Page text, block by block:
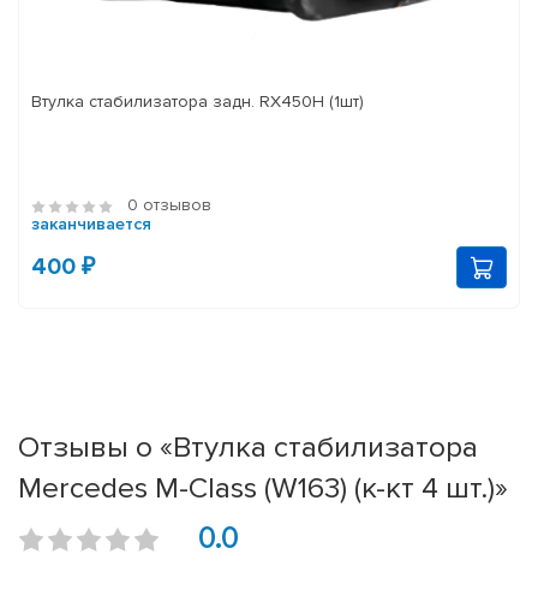
Втулка стабилизатора задн. RX450H (1шт)
0 отзывов
заканчивается
400 ₽
Отзывы о «Втулка стабилизатора
Mercedes M-Class (W163) (к-кт 4 шт.)»
0.0